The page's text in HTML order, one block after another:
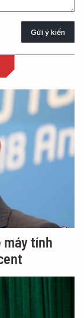
Gửi ý kiến
máy tính